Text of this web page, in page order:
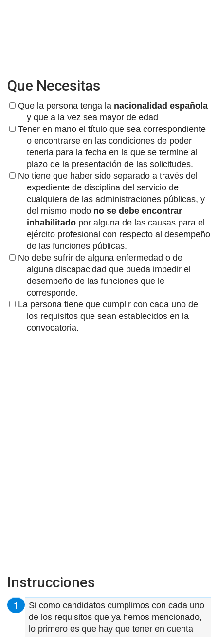
Que Necesitas
Que la persona tenga la nacionalidad española
y que a la vez sea mayor de edad
Tener en mano el título que sea correspondiente
o encontrarse en las condiciones de poder
tenerla para la fecha en la que se termine al
plazo de la presentación de las solicitudes.
No tiene que haber sido separado a través del
expediente de disciplina del servicio de
cualquiera de las administraciones públicas, y
del mismo modo no se debe encontrar
inhabilitado por alguna de las causas para el
ejército profesional con respecto al desempeño
de las funciones públicas.
No debe sufrir de alguna enfermedad o de
alguna discapacidad que pueda impedir el
desempeño de las funciones que le
corresponde.
La persona tiene que cumplir con cada uno de
los requisitos que sean establecidos en la
convocatoria.
Instrucciones
Si como candidatos cumplimos con cada uno
de los requisitos que ya hemos mencionado,
lo primero es que hay que tener en cuenta